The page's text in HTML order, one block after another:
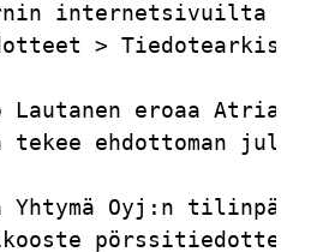
internetsivuilta
tekee ehdottoman
Yhtymä Oyj:n